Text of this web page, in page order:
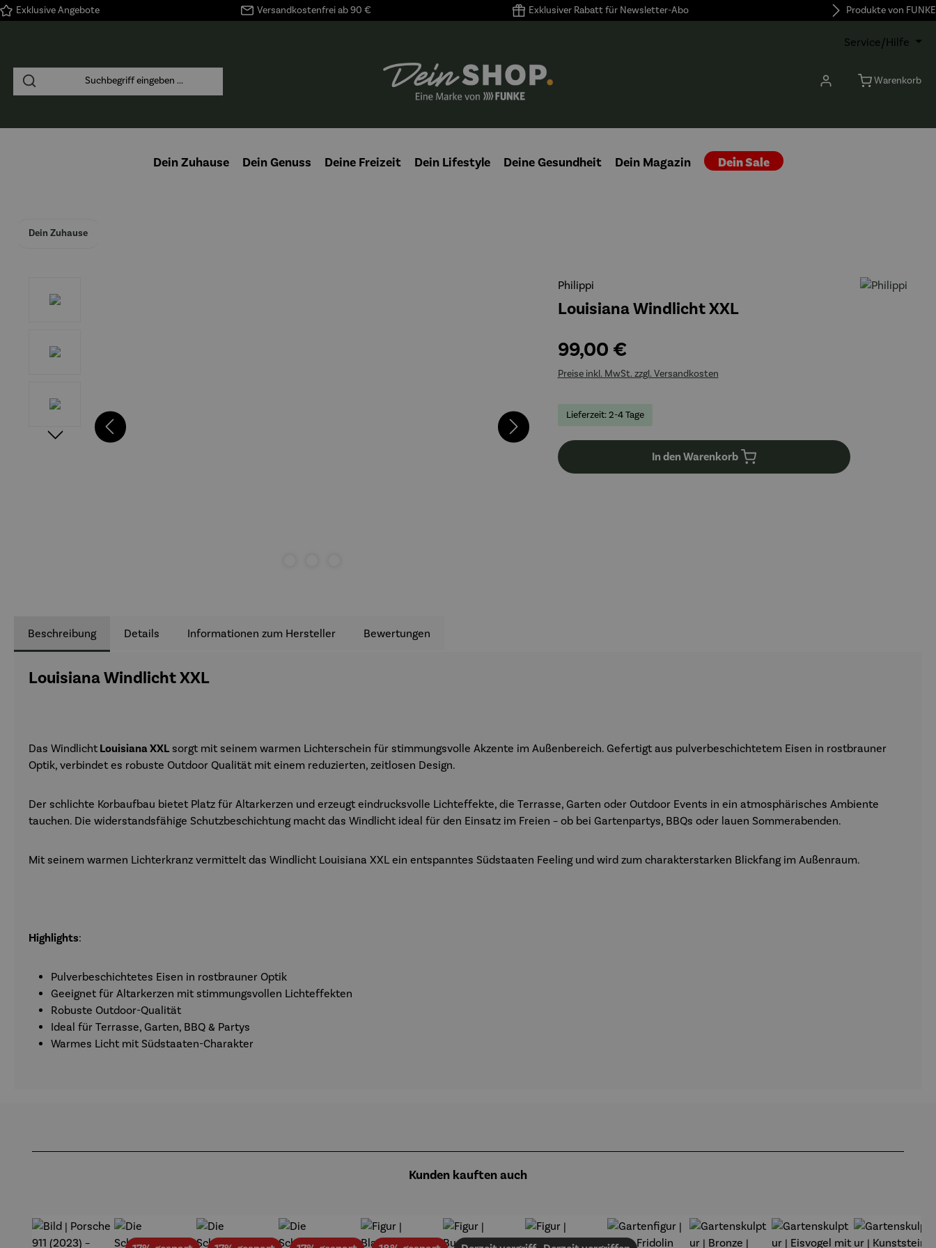
Zur Hauptnavigation springen
Exklusive Angebote Versandkostenfrei ab 90 € Exklusiver Rabatt für Newsletter-Abo Produkte von FUNKE
Service/Hilfe
Warenkorb
Dein Zuhause Dein Genuss Deine Freizeit Dein Lifestyle Deine Gesundheit Dein Magazin Dein Sale
Dein Zuhause
Philippi
Louisiana Windlicht XXL
99,00 €
Preise inkl. MwSt. zzgl. Versandkosten
Lieferzeit: 2-4 Tage
In den Warenkorb
Beschreibung Details Informationen zum Hersteller Bewertungen
Louisiana Windlicht XXL
Das Windlicht Louisiana XXL sorgt mit seinem warmen Lichterschein für stimmungsvolle Akzente im Außenbereich. Gefertigt aus pulverbeschichtetem Eisen in rostbrauner
Optik, verbindet es robuste Outdoor Qualität mit einem reduzierten, zeitlosen Design.
Der schlichte Korbaufbau bietet Platz für Altarkerzen und erzeugt eindrucksvolle Lichteffekte, die Terrasse, Garten oder Outdoor Events in ein atmosphärisches Ambiente
tauchen. Die widerstandsfähige Schutzbeschichtung macht das Windlicht ideal für den Einsatz im Freien – ob bei Gartenpartys, BBQs oder lauen Sommerabenden.
Mit seinem warmen Lichterkranz vermittelt das Windlicht Louisiana XXL ein entspanntes Südstaaten Feeling und wird zum charakterstarken Blickfang im Außenraum.
Highlights:
Pulverbeschichtetes Eisen in rostbrauner Optik
Geeignet für Altarkerzen mit stimmungsvollen Lichteffekten
Robuste Outdoor-Qualität
Ideal für Terrasse, Garten, BBQ & Partys
Warmes Licht mit Südstaaten-Charakter
Kunden kauften auch